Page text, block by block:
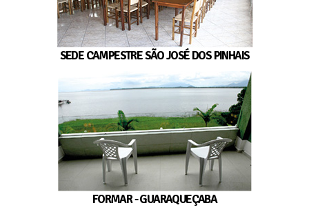
SEDE CAMPESTRE SÃO JOSÉ DOS PINHAIS
FORMAR - GUARAQUEÇABA